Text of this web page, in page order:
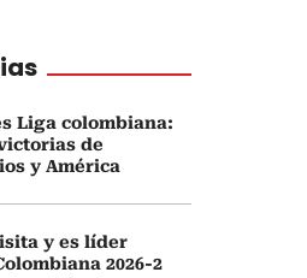
Liga colombiana:
de
y América
y es líder
2026-2